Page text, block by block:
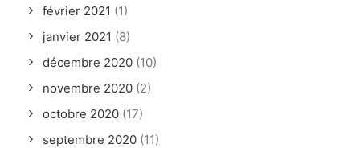
février 2021 (1)
janvier 2021 (8)
décembre 2020 (10)
novembre 2020 (2)
octobre 2020 (17)
septembre 2020 (11)